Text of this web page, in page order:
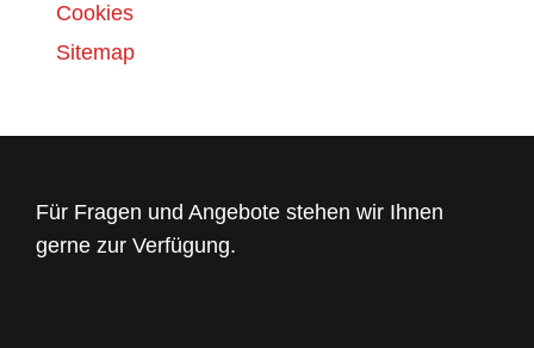
Cookies
Sitemap
Für Fragen und Angebote stehen wir Ihnen
gerne zur Verfügung.